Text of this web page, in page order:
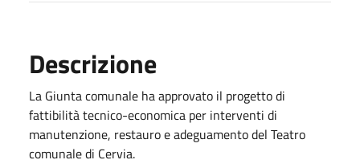
Descrizione
La Giunta comunale ha approvato il progetto di
fattibilità tecnico-economica per interventi di
manutenzione, restauro e adeguamento del Teatro
comunale di Cervia.